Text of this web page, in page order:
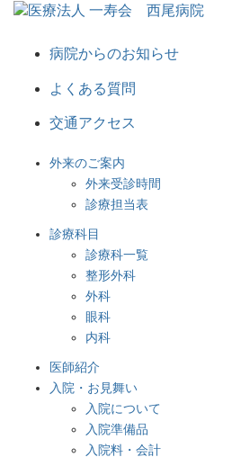
病院からのお知らせ
よくある質問
交通アクセス
外来のご案内
外来受診時間
診療担当表
診療科目
診療科一覧
整形外科
外科
眼科
内科
医師紹介
入院・お見舞い
入院について
入院準備品
入院料・会計